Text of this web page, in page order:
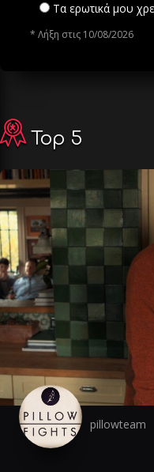
Τα ερωτικά μου
* Λήξη στις 10/08/2026
Top 5
pillowteam